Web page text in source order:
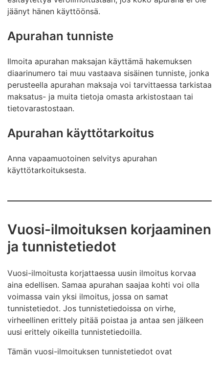
jäänyt hänen käyttöönsä.
Apurahan tunniste
Ilmoita apurahan maksajan käyttämä hakemuksen
diaarinumero tai muu vastaava sisäinen tunniste, jonka
perusteella apurahan maksaja voi tarvittaessa tarkistaa
maksatus- ja muita tietoja omasta arkistostaan tai
tietovarastostaan.
Apurahan käyttötarkoitus
Anna vapaamuotoinen selvitys apurahan
käyttötarkoituksesta.
Vuosi-ilmoituksen korjaaminen
ja tunnistetiedot
Vuosi-ilmoitusta korjattaessa uusin ilmoitus korvaa
aina edellisen. Samaa apurahan saajaa kohti voi olla
voimassa vain yksi ilmoitus, jossa on samat
tunnistetiedot. Jos tunnistetiedoissa on virhe,
virheellinen erittely pitää poistaa ja antaa sen jälkeen
uusi erittely oikeilla tunnistetiedoilla.
Tämän vuosi-ilmoituksen tunnistetiedot ovat